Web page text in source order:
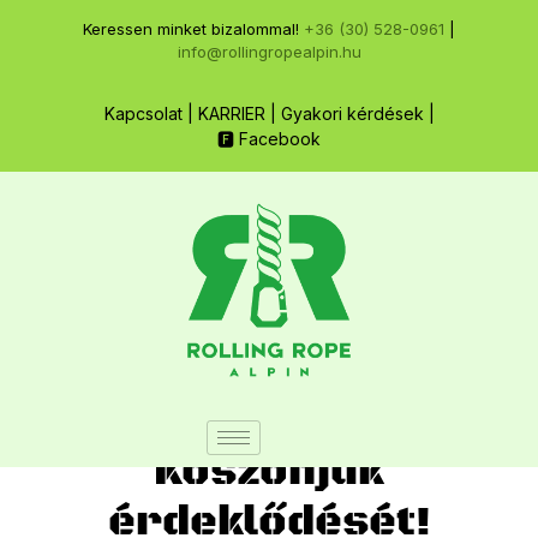
Keressen minket bizalommal! +36 (30) 528-0961
info@rollingropealpin.hu
Kapcsolat| KARRIER Gyakori kérdések
🅵 Facebook
Köszönjük
érdeklődését!